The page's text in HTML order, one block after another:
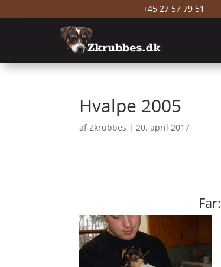
+45 27 57 79 51
Hvalpe 2005
afZkrubbes |20. april 2017